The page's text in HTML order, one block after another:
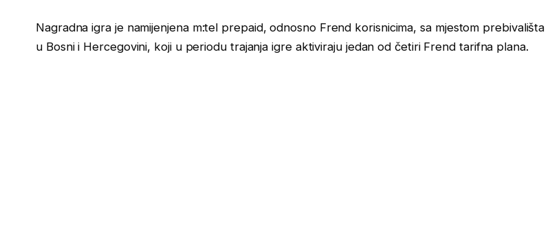
Nagradna igra je namijenjena m:tel prepaid, odnosno Frend korisnicima, sa mjestom prebivališta
u Bosni i Hercegovini, koji u periodu trajanja igre aktiviraju jedan od četiri Frend tarifna plana.